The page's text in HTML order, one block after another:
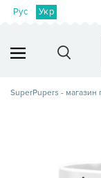
Рус Укр
SuperPupers - магазин